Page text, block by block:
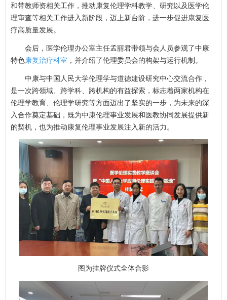
和带教师资相关工作，推动康复伦理学科教学、研究以及医学伦
理审查等相关工作进入新阶段，迈上新台阶，进一步促进康复医
疗高质量发展。
会后，医学伦理办公室主任孟丽君带领与会人员参观了中康
特色康复治疗科室 ，并介绍了伦理委员会的构架与运行机制。
中康与中国人民大学伦理学与道德建设研究中心交流合作，
是一次跨领域、跨学科、跨机构的有益探索，标志着两家机构在
伦理学教育、伦理学研究等方面迈出了坚实的一步，为未来的深
入合作奠定基础，既为中康伦理事业发展和医教协同发展提供新
的契机，也为推动康复伦理事业发展注入新的活力。
图为挂牌仪式全体合影